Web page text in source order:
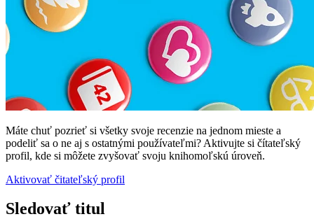
Máte chuť pozrieť si všetky svoje recenzie na jednom mieste a
podeliť sa o ne aj s ostatnými používateľmi? Aktivujte si čítateľský
profil, kde si môžete zvyšovať svoju knihomoľskú úroveň.
Aktivovať čitateľský profil
Sledovať titul